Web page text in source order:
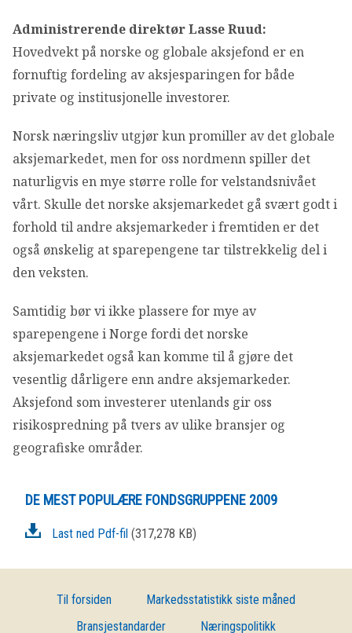
IN ENGLISH
Administrerende direktør Lasse Ruud:
Hovedvekt på norske og globale aksjefond er en
fornuftig fordeling av aksjesparingen for både
private og institusjonelle investorer.
Norsk næringsliv utgjør kun promiller av det globale
aksjemarkedet, men for oss nordmenn spiller det
naturligvis en mye større rolle for velstandsnivået
vårt. Skulle det norske aksjemarkedet gå svært godt i
forhold til andre aksjemarkeder i fremtiden er det
også ønskelig at sparepengene tar tilstrekkelig del i
den veksten.
Samtidig bør vi ikke plassere for mye av
sparepengene i Norge fordi det norske
aksjemarkedet også kan komme til å gjøre det
vesentlig dårligere enn andre aksjemarkeder.
Aksjefond som investerer utenlands gir oss
risikospredning på tvers av ulike bransjer og
geografiske områder.
DE MEST POPULÆRE FONDSGRUPPENE 2009
Last ned Pdf-fil (317,278 KB)
Til forsiden
Markedsstatistikk siste måned
Bransjestandarder
Næringspolitikk